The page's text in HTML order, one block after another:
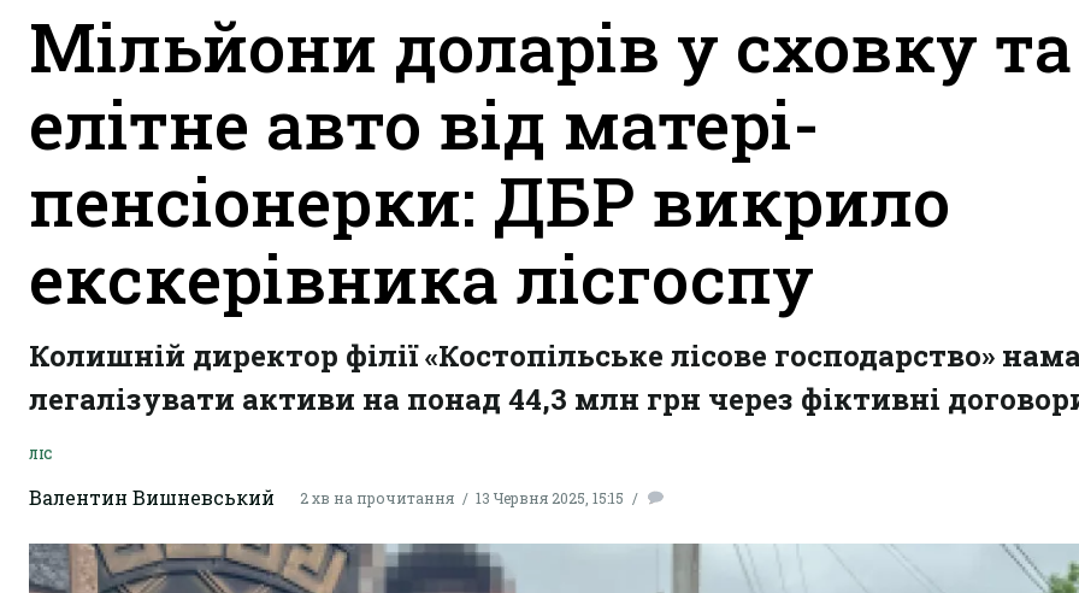
Мільйони доларів у сховку та
елітне авто від матері-
пенсіонерки: ДБР викрило
екскерівника лісгоспу
Колишній директор філії «Костопільське лісове господарство»
легалізувати активи на понад 44,3 млн грн через фіктивні
ЛІС
Валентин Вишневський 2 хв на прочитання 13 Червня 2025, 15:15